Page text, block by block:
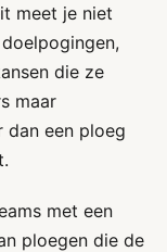
meet je niet
die ze
maar
een ploeg
met een
ploegen die de